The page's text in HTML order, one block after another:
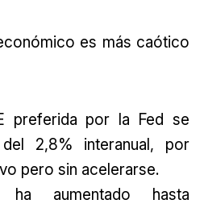
es más caótico
preferida por la Fed se
2,8% interanual, por
pero sin acelerarse.
ha aumentado hasta